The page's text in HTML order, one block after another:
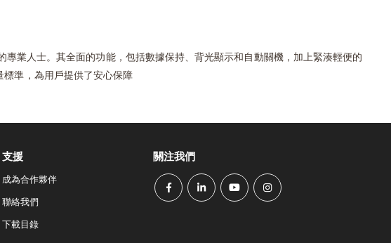
業人士。其全面的功能，包括數據保持、背光顯示和自動關機，加上緊湊輕便的
準，為用戶提供了安心保障
支援
成為合作夥伴
聯絡我們​
下載目錄
關注我們